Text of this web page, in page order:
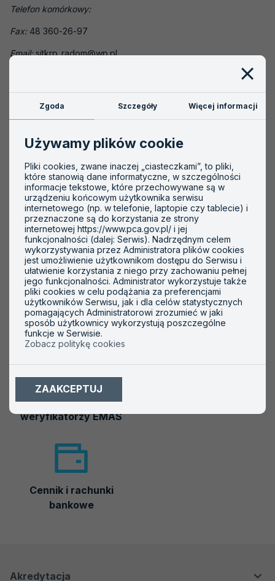
Laboratoria - badania pH gleby
PCA
Telefon komórkowy:
Fax:48 360-26-97
Email:sitkrp_radom@wp.pl
Zakres akredytacji:
Rzeczoznawcy samochodowi
Ważne informacje
Akredytowane podmioty Symbole akredytacji
Akredytowani
weryfikatorzy EMAS
Cennik i rachunki
bankowe
Akredytacja
Zgoda Szczegóły Więcej informacji
Używamy plików cookie
Pliki cookies, zwane inaczej „ciasteczkami”, to pliki,
które stanowią dane informatyczne, w szczególności
informacje tekstowe, które przechowywane są w
urządzeniu końcowym użytkownika serwisu
internetowego (np. w telefonie, laptopie czy tablecie) i
przeznaczone są do korzystania ze strony
internetowej https://www.pca.gov.pl/ i jej
funkcjonalności (dalej: Serwis). Nadrzędnym celem
wykorzystywania przez Administratora plików cookies
jest umożliwienie użytkownikom dostępu do Serwisu i
ułatwienie korzystania z niego przy zachowaniu pełnej
jego funkcjonalności. Administrator wykorzystuje także
pliki cookies w celu podążania za preferencjami
użytkowników Serwisu, jak i dla celów statystycznych
pomagających Administratorowi zrozumieć w jaki
sposób użytkownicy wykorzystują poszczególne
funkcje w Serwisie.
Zobacz politykę cookies
ZAAKCEPTUJ